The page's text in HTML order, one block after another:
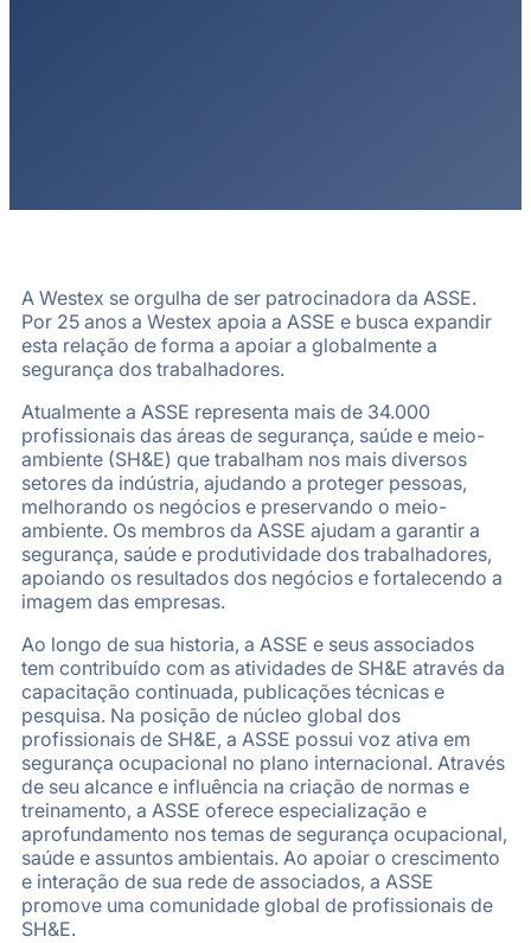
A Westex se orgulha de ser patrocinadora da ASSE.
Por 25 anos a Westex apoia a ASSE e busca expandir
esta relação de forma a apoiar a globalmente a
segurança dos trabalhadores.
Atualmente a ASSE representa mais de 34.000
profissionais das áreas de segurança, saúde e meio-
ambiente (SH&E) que trabalham nos mais diversos
setores da indústria, ajudando a proteger pessoas,
melhorando os negócios e preservando o meio-
ambiente. Os membros da ASSE ajudam a garantir a
segurança, saúde e produtividade dos trabalhadores,
apoiando os resultados dos negócios e fortalecendo a
imagem das empresas.
Ao longo de sua historia, a ASSE e seus associados
tem contribuído com as atividades de SH&E através da
capacitação continuada, publicações técnicas e
pesquisa. Na posição de núcleo global dos
profissionais de SH&E, a ASSE possui voz ativa em
segurança ocupacional no plano internacional. Através
de seu alcance e influência na criação de normas e
treinamento, a ASSE oferece especialização e
aprofundamento nos temas de segurança ocupacional,
saúde e assuntos ambientais. Ao apoiar o crescimento
e interação de sua rede de associados, a ASSE
promove uma comunidade global de profissionais de
SH&E.